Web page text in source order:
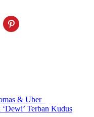
& Uber
Terban Kudus